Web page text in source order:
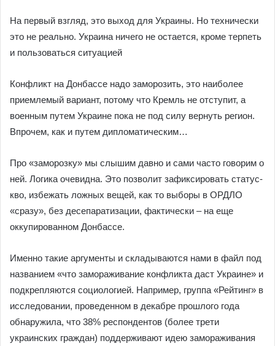
На первый взгляд, это выход для Украины. Но технически
это не реально. Украина ничего не остается, кроме терпеть
и пользоваться ситуацией
Конфликт на Донбассе надо заморозить, это наиболее
приемлемый вариант, потому что Кремль не отступит, а
военным путем Украине пока не под силу вернуть регион.
Впрочем, как и путем дипломатическим…
Про «заморозку» мы слышим давно и сами часто говорим о
ней. Логика очевидна. Это позволит зафиксировать статус-
кво, избежать ложных вещей, как то выборы в ОРДЛО
«сразу», без десепаратизации, фактически – на еще
оккупированном Донбассе.
Именно такие аргументы и складываются нами в файл под
названием «что замораживание конфликта даст Украине» и
подкрепляются социологией. Например, группа «Рейтинг» в
исследовании, проведенном в декабре прошлого года
обнаружила, что 38% респондентов (более трети
украинских граждан) поддерживают идею замораживания